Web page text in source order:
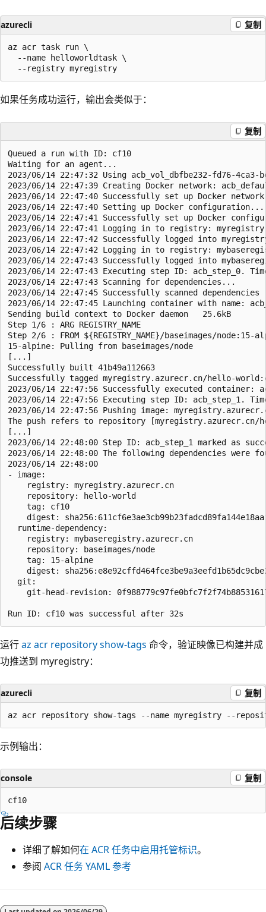
azurecli 复制
az acr task run \
  --name helloworldtask \
如果任务成功运行，输出会类似于：
复制
Queued a run with ID: cf10
Waiting for an agent...
2023/06/14 22:47:32 Using acb_vol_dbfbe232-fd76-4ca3-
2023/06/14 22:47:39 Creating Docker network:
2023/06/14 22:47:40 Successfully set up Docker
2023/06/14 22:47:40 Setting up Docker configuration...
2023/06/14 22:47:41 Successfully set up Docker
2023/06/14 22:47:41 Logging in to registry:
2023/06/14 22:47:42 Successfully logged into
2023/06/14 22:47:42 Logging in to registry:
2023/06/14 22:47:43 Successfully logged into
2023/06/14 22:47:43 Executing step ID: acb_step_0.
2023/06/14 22:47:43 Scanning for dependencies...
2023/06/14 22:47:45 Successfully scanned dependencies
2023/06/14 22:47:45 Launching container with name:
Sending build context to Docker daemon   25.6kB
Step 1/6 : ARG REGISTRY_NAME
Step 2/6 : FROM ${REGISTRY_NAME}/baseimages/node:15-
15-alpine: Pulling from baseimages/node
[...]
Successfully built 41b49a112663
Successfully tagged myregistry.azurecr.cn/hello-
2023/06/14 22:47:56 Successfully executed container:
2023/06/14 22:47:56 Executing step ID: acb_step_1.
2023/06/14 22:47:56 Pushing image:
The push refers to repository [myregistry.azurecr.cn/
[...]
2023/06/14 22:48:00 Step ID: acb_step_1 marked as
2023/06/14 22:48:00 The following dependencies were
2023/06/14 22:48:00
- image:
    registry: myregistry.azurecr.cn
    repository: hello-world
    tag: cf10
digest:
  runtime-dependency:
    registry: mybaseregistry.azurecr.cn
    repository: baseimages/node
    tag: 15-alpine
digest:
  git:
git-head-revision:
运行az acr repository show-tags 命令，验证映像已构建并成
功推送到 myregistry：
azurecli 复制
示例输出：
console 复制
后续步骤
详细了解如何在 ACR 任务中启用托管标识。
参阅 ACR 任务 YAML 参考